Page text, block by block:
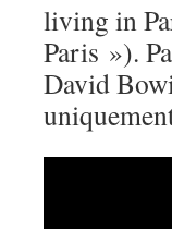
living in
Paris »).
David